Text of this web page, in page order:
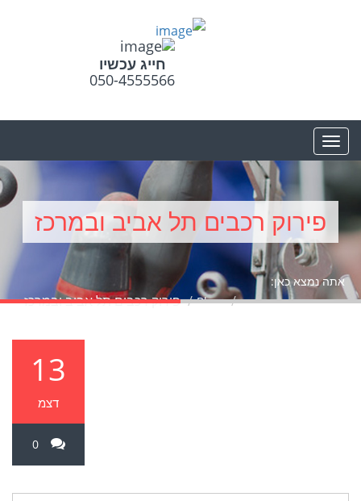
חייג עכשיו
050-4555566
פירוק רכבים תל אביב ובמרכז
אתה נמצא כאן:
עמוד הבית
Blog פירוק רכבים תל אביב ובמרכז
13
דצמ
0